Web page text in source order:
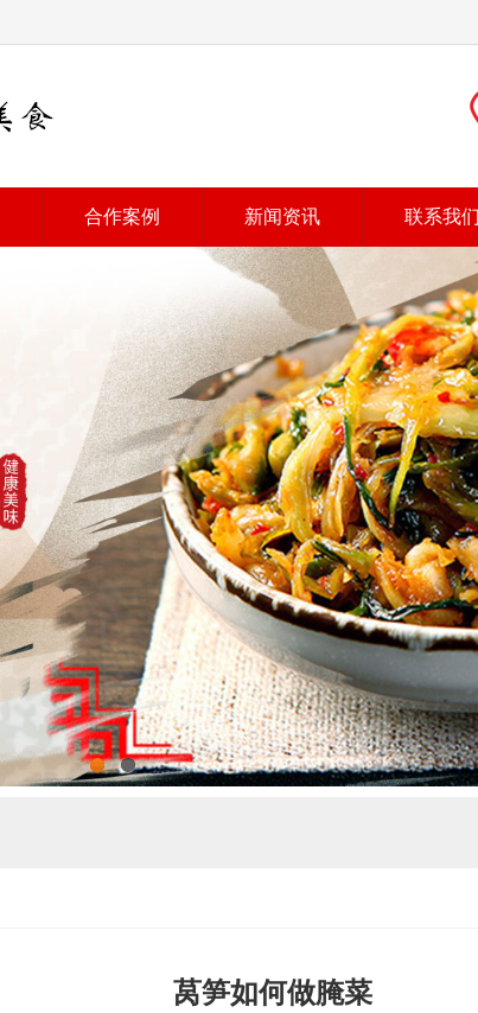
合作案例 新闻资讯 联系我们
1 2
莴笋如何做腌菜